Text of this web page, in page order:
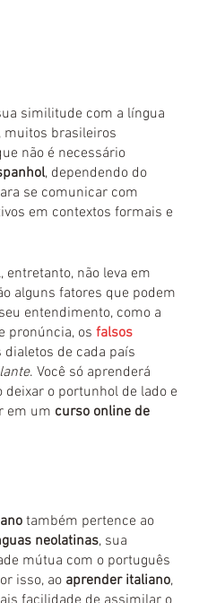
similitude com a língua
muitos brasileiros
não é necessário
, dependendo do
se comunicar com
em contextos formais e
entretanto, não leva em
alguns fatores que podem
entendimento, como a
pronúncia, os falsos
dialetos de cada país
. Você só aprenderá
deixar o portunhol de lado e
em um curso online de
também pertence ao
neolatinas, sua
mútua com o português
isso, ao aprender italiano,